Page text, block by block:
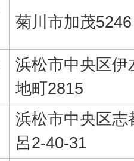
菊川市加茂5246
浜松市中央区伊
地町2815
浜松市中央区志
呂2-40-31